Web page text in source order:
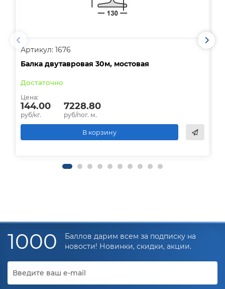
Артикул: 1676
Балка двутавровая 30м, мостовая
Достаточно
Цена:
144.00
руб/кг.
7228.80
руб/пог. м.
В корзину
1000
Баллов дарим всем за подписку на
новости! Новинки, скидки, акции.